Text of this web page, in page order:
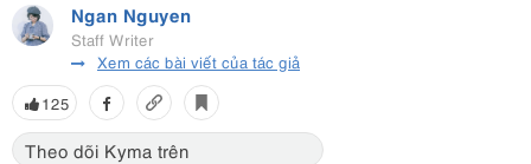
Ngan Nguyen
Staff Writer
Xem các bài viết của tác giả
125
Theo dõi Kyma trên